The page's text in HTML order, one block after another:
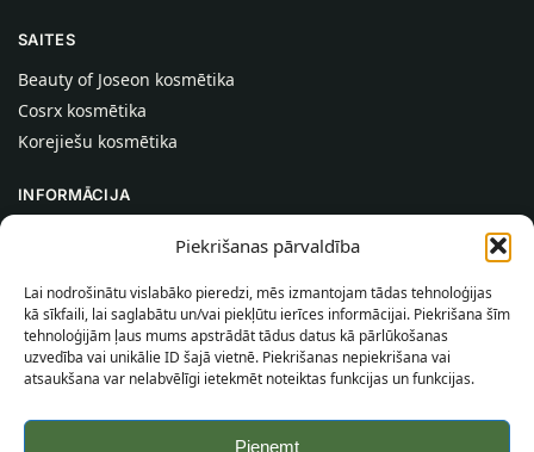
Piekrišanas pārvaldība
Lai nodrošinātu vislabāko pieredzi, mēs izmantojam tādas tehnoloģijas
kā sīkfaili, lai saglabātu un/vai piekļūtu ierīces informācijai. Piekrišana šīm
tehnoloģijām ļaus mums apstrādāt tādus datus kā pārlūkošanas
uzvedība vai unikālie ID šajā vietnē. Piekrišanas nepiekrišana vai
atsaukšana var nelabvēlīgi ietekmēt noteiktas funkcijas un funkcijas.
Pieņemt
SAITES
Beauty of Joseon kosmētika
Cosrx kosmētika
Korejiešu kosmētika
INFORMĀCIJA
Palīdzība
INFORMĀCIJA PIRCĒJAM
Piegādes nosacījumi
Noteikumi un nosacījumi